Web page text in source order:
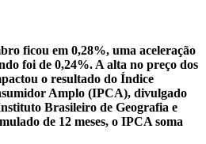
ficou em 0,28%, uma aceleração
foi de 0,24%. A alta no preço dos
o resultado do Índice
Amplo (IPCA), divulgado
Brasileiro de Geografia e
de 12 meses, o IPCA soma